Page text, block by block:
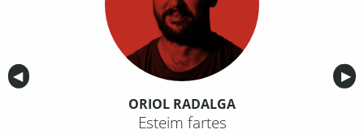
Anterior
◀︎ ▶︎
ORIOL RADALGA
Esteim fartes